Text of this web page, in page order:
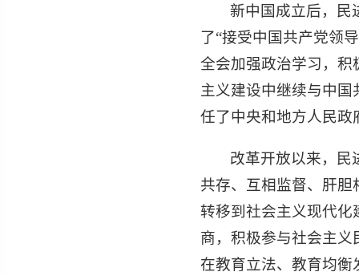
新中国成立后，民
了“接受中国共产党领
全会加强政治学习，积
主义建设中继续与中
任了中央和地方人民政
改革开放以来，民
共存、互相监督、肝胆
转移到社会主义现代化
商，积极参与社会主
在教育立法、教育均衡